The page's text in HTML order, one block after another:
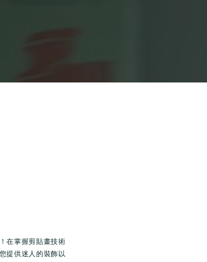
在掌握剪貼畫技術
提供迷人的裝飾以